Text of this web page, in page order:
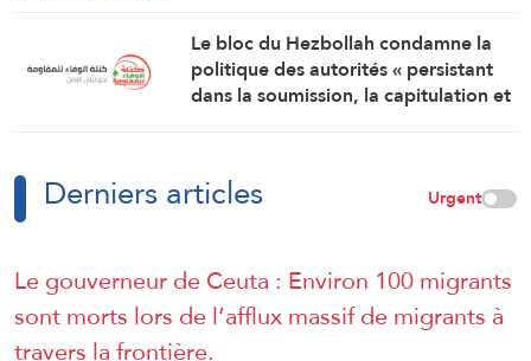
Le bloc du Hezbollah condamne la
politique des autorités « persistant
dans la soumission, la capitulation et
Derniers articles Urgent
Le gouverneur de Ceuta : Environ 100 migrants
sont morts lors de l’afflux massif de migrants à
travers la frontière.